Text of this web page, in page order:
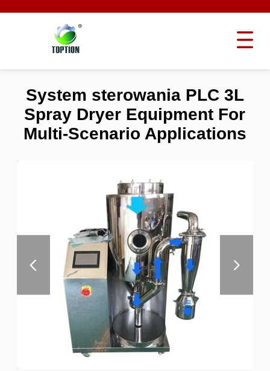
System sterowania PLC 3L
Spray Dryer Equipment For
Multi-Scenario Applications